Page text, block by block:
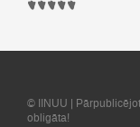
© IINUU |
obligāta!